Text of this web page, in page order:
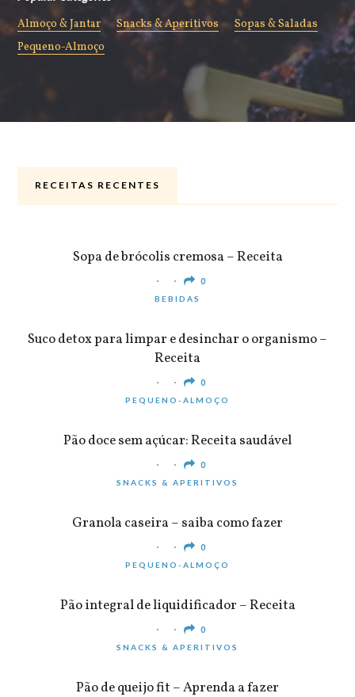
Almoço & Jantar Snacks & Aperitivos
Sopas & Saladas
Pequeno-Almoço
RECEITAS RECENTES
Sopa de brócolis cremosa – Receita
0
BEBIDAS
Suco detox para limpar e desinchar o organismo –
Receita
0
PEQUENO-ALMOÇO
Pão doce sem açúcar: Receita saudável
0
SNACKS & APERITIVOS
Granola caseira – saiba como fazer
0
PEQUENO-ALMOÇO
Pão integral de liquidificador – Receita
0
SNACKS & APERITIVOS
Pão de queijo fit – Aprenda a fazer